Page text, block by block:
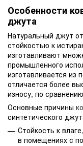
Особенности
джута
Натуральный джут
стойкостью к
изготавливают
промышленного
изготавливается из
отличается более
износу, по
Основные причины
синтетического
Стойкость к
в помещениях с